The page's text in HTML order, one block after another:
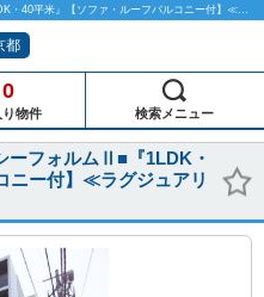
マンスリーリブマックス東新宿シーフォルムⅡ■『1LDK・40平米』【ソファ・ルーフバルコニー付】≪ラグジュアリーシリーズ≫のマンスリーマンション物件詳細「グッドマンスリー」
都
0
り物件 検索メニュー
ーフォルムⅡ■『1LDK・
ニー付】≪ラグジュアリ